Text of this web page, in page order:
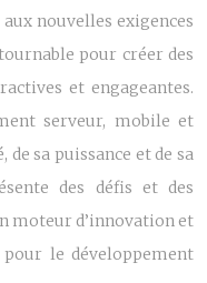
nouvelles exigences
pour créer des
et engageantes.
serveur, mobile et
sa puissance et de sa
des défis et des
moteur d’innovation et
pour le développement